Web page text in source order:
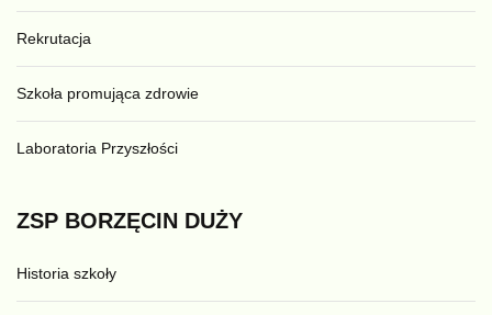
Rekrutacja
Szkoła promująca zdrowie
Laboratoria Przyszłości
ZSP BORZĘCIN DUŻY
Historia szkoły